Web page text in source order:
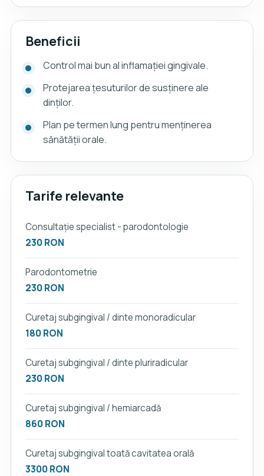
Beneficii
Control mai bun al inflamației gingivale.
Protejarea țesuturilor de susținere ale
dinților.
Plan pe termen lung pentru menținerea
sănătății orale.
Tarife relevante
Consultație specialist - parodontologie
230 RON
Parodontometrie
230 RON
Curetaj subgingival / dinte monoradicular
180 RON
Curetaj subgingival / dinte pluriradicular
230 RON
Curetaj subgingival / hemiarcadă
860 RON
Curetaj subgingival toată cavitatea orală
3300 RON